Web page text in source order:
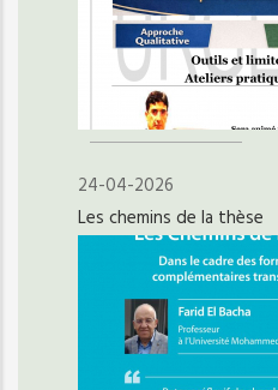
24-04-2026
Les chemins de la thèse